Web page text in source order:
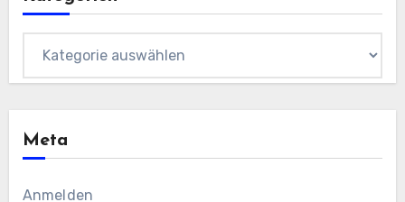
Meta
Anmelden